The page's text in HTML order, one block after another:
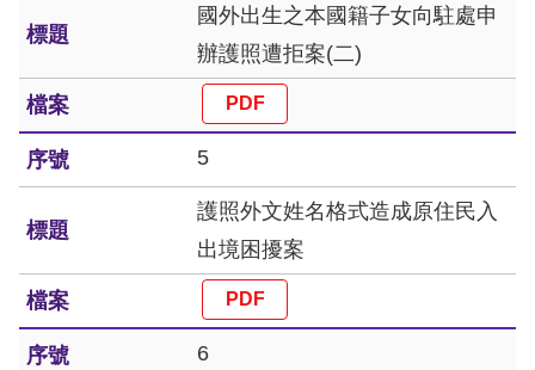
無
礙
快
捷
鍵
請
選
擇
國外出生之本國籍子女向駐處申
辦護照遭拒案(二)
5
護照外文姓名格式造成原住民入
出境困擾案
6